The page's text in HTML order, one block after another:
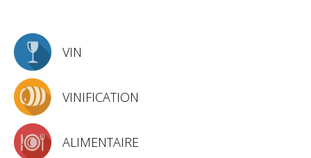
VIN
VINIFICATION
ALIMENTAIRE